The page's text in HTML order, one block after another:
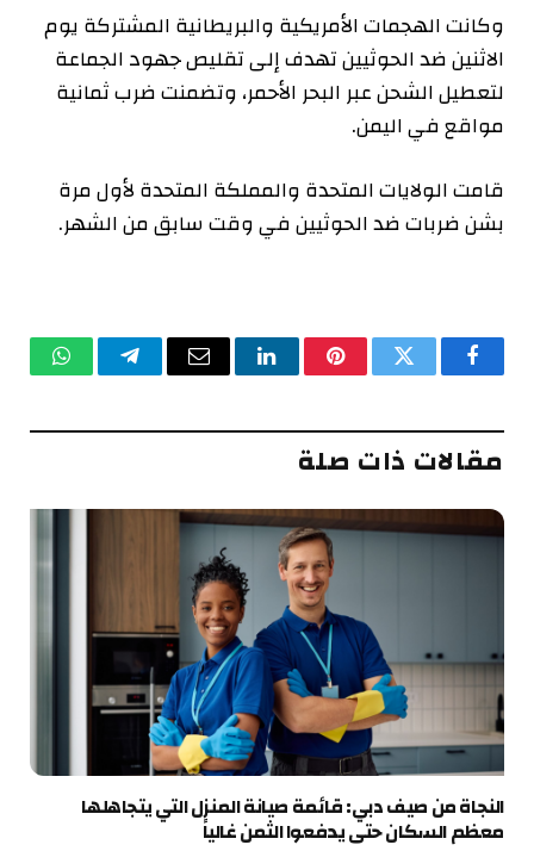
وكانت الهجمات الأمريكية والبريطانية المشتركة يوم
الاثنين ضد الحوثيين تهدف إلى تقليص جهود الجماعة
لتعطيل الشحن عبر البحر الأحمر، وتضمنت ضرب ثمانية
مواقع في اليمن.
قامت الولايات المتحدة والمملكة المتحدة لأول مرة
بشن ضربات ضد الحوثيين في وقت سابق من الشهر.
فيسبوكتويتر بينتيريستلينكدإنالبريد تيلقرام
مقالات ذات صلة
النجاة من صيف دبي: قائمة صيانة المنزل التي يتجاهلها
معظم السكان حتى يدفعوا الثمن غالياً